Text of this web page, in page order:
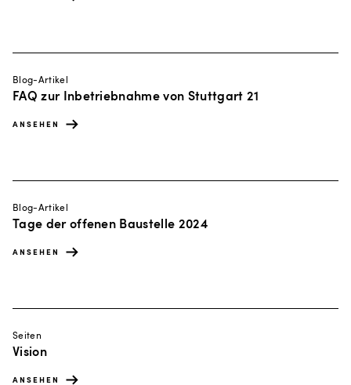
Blog-Artikel
FAQ zur Inbetriebnahme von Stuttgart 21
ANSEHEN
Blog-Artikel
Tage der offenen Baustelle 2024
ANSEHEN
Seiten
Vision
ANSEHEN